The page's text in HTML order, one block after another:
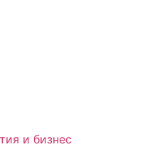
и бизнес